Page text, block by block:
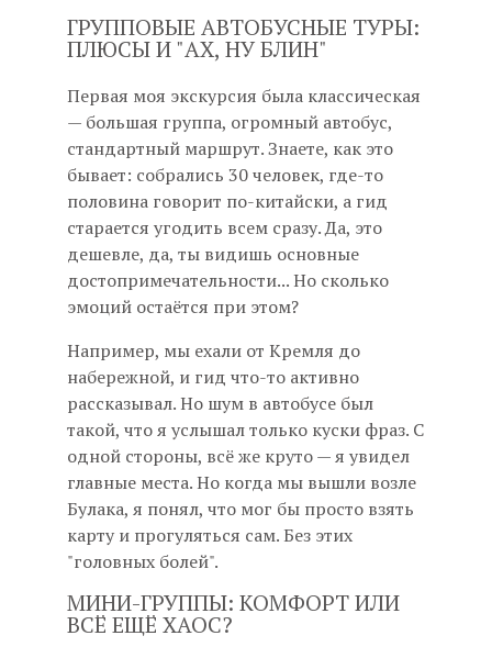
ГРУППОВЫЕ АВТОБУСНЫЕ ТУРЫ:
ПЛЮСЫ И "АХ, НУ БЛИН"
Первая моя экскурсия была классическая
— большая группа, огромный автобус,
стандартный маршрут. Знаете, как это
бывает: собрались 30 человек, где-то
половина говорит по-китайски, а гид
старается угодить всем сразу. Да, это
дешевле, да, ты видишь основные
достопримечательности... Но сколько
эмоций остаётся при этом?
Например, мы ехали от Кремля до
набережной, и гид что-то активно
рассказывал. Но шум в автобусе был
такой, что я услышал только куски фраз. С
одной стороны, всё же круто — я увидел
главные места. Но когда мы вышли возле
Булака, я понял, что мог бы просто взять
карту и прогуляться сам. Без этих
"головных болей".
МИНИ-ГРУППЫ: КОМФОРТ ИЛИ
ВСЁ ЕЩЁ ХАОС?